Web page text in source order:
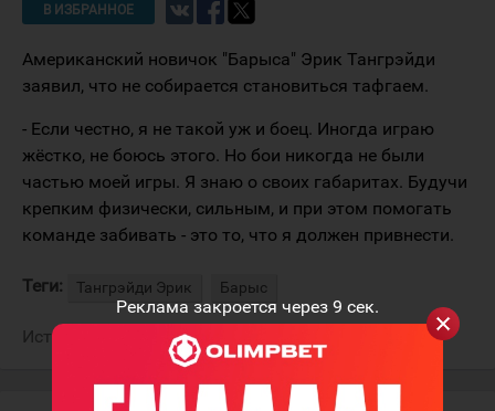
Реклама закроется через 8 сек.
В ИЗБРАННОЕ
Американский новичок "Барыса" Эрик Тангрэйди
заявил, что не собирается становиться тафгаем.
- Если честно, я не такой уж и боец. Иногда играю
жёстко, не боюсь этого. Но бои никогда не были
частью моей игры. Я знаю о своих габаритах. Будучи
крепким физически, сильным, и при этом помогать
команде забивать - это то, что я должен привнести.
Теги: Тангрэйди Эрик Барыс
Источник: